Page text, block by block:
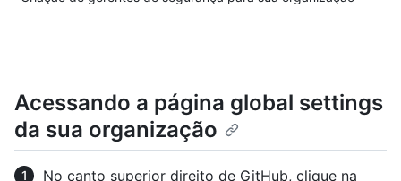
Acessando a página global settings
da sua organização
No canto superior direito de GitHub, clique na